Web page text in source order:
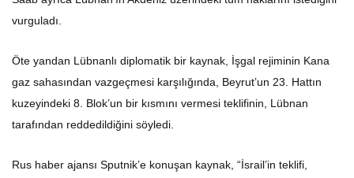
vurguladı.
Öte yandan Lübnanlı diplomatik bir kaynak, İşgal rejiminin Kana
gaz sahasından vazgeçmesi karşılığında, Beyrut’un 23. Hattın
kuzeyindeki 8. Blok’un bir kısmını vermesi teklifinin, Lübnan
tarafından reddedildiğini söyledi.
Rus haber ajansı Sputnik’e konuşan kaynak, “İsrail’in teklifi,